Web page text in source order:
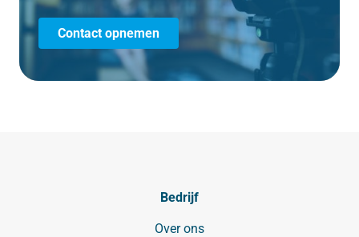
Contact opnemen
Bedrijf
Over ons